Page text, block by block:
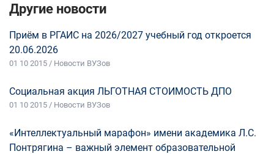
Другие новости
Приём в РГАИС на 2026/2027 учебный год откроется
20.06.2026
01 10 2015 / Новости ВУЗов
Социальная акция ЛЬГОТНАЯ СТОИМОСТЬ ДПО
01 10 2015 / Новости ВУЗов
«Интеллектуальный марафон» имени академика Л.С.
Понтрягина – важный элемент образовательной